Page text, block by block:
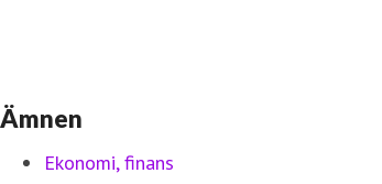
Ämnen
Ekonomi, finans